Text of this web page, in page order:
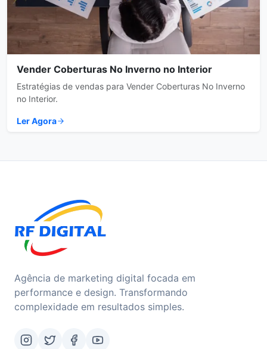
Vender Coberturas No Inverno no Interior
Estratégias de vendas para Vender Coberturas No Inverno
no Interior.
Ler Agora
Agência de marketing digital focada em
performance e design. Transformando
complexidade em resultados simples.